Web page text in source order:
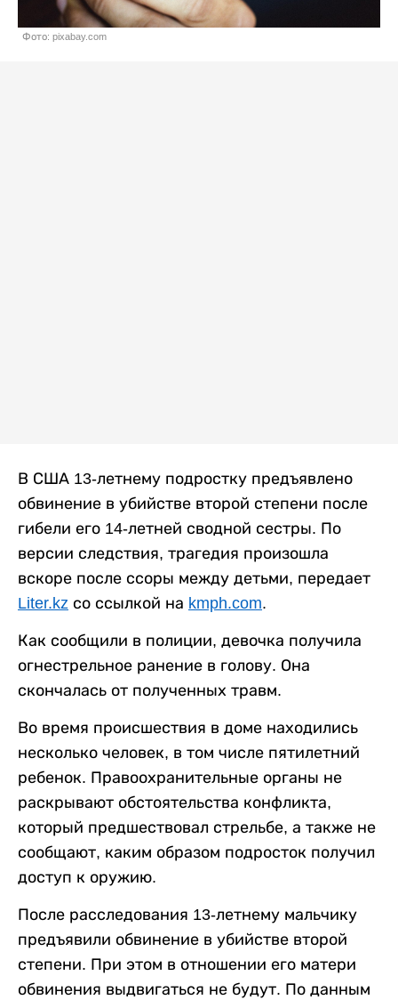
Фото: pixabay.com
В США 13-летнему подростку предъявлено
обвинение в убийстве второй степени после
гибели его 14-летней сводной сестры. По
версии следствия, трагедия произошла
вскоре после ссоры между детьми, передает
Liter.kz со ссылкой на kmph.com.
Как сообщили в полиции, девочка получила
огнестрельное ранение в голову. Она
скончалась от полученных травм.
Во время происшествия в доме находились
несколько человек, в том числе пятилетний
ребенок. Правоохранительные органы не
раскрывают обстоятельства конфликта,
который предшествовал стрельбе, а также не
сообщают, каким образом подросток получил
доступ к оружию.
После расследования 13-летнему мальчику
предъявили обвинение в убийстве второй
степени. При этом в отношении его матери
обвинения выдвигаться не будут. По данным